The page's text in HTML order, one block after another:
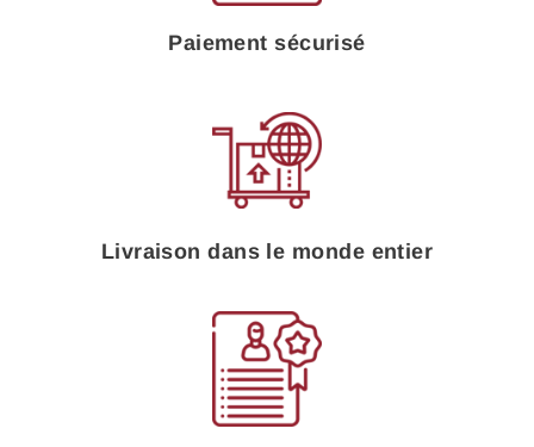
Paiement sécurisé
Livraison dans le monde entier